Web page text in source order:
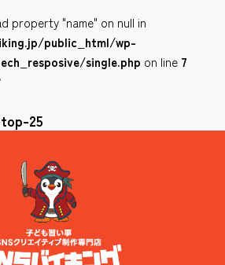
78-8169
18：00 ※土・日・祝祭日・年末年始は除く
わせはこちら
property "name" on null in
public_html/wp-
single.php on line 7
25